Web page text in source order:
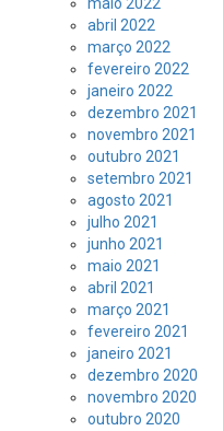
abril 2022
março 2022
fevereiro 2022
janeiro 2022
dezembro 2021
novembro 2021
outubro 2021
setembro 2021
agosto 2021
julho 2021
junho 2021
maio 2021
abril 2021
março 2021
fevereiro 2021
janeiro 2021
dezembro 2020
novembro 2020
outubro 2020